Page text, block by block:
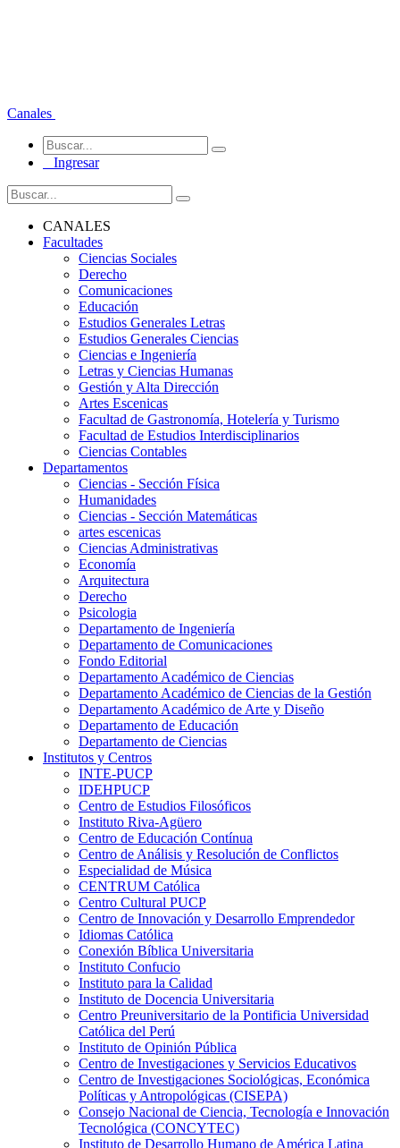
Canales
Ingresar
CANALES
Facultades
Ciencias Sociales
Derecho
Comunicaciones
Educación
Estudios Generales Letras
Estudios Generales Ciencias
Ciencias e Ingeniería
Letras y Ciencias Humanas
Gestión y Alta Dirección
Artes Escenicas
Facultad de Gastronomía, Hotelería y Turismo
Facultad de Estudios Interdisciplinarios
Ciencias Contables
Departamentos
Ciencias - Sección Física
Humanidades
Ciencias - Sección Matemáticas
artes escenicas
Ciencias Administrativas
Economía
Arquitectura
Derecho
Psicologia
Departamento de Ingeniería
Departamento de Comunicaciones
Fondo Editorial
Departamento Académico de Ciencias
Departamento Académico de Ciencias de la Gestión
Departamento Académico de Arte y Diseño
Departamento de Educación
Departamento de Ciencias
Institutos y Centros
INTE-PUCP
IDEHPUCP
Centro de Estudios Filosóficos
Instituto Riva-Agüero
Centro de Educación Contínua
Centro de Análisis y Resolución de Conflictos
Especialidad de Música
CENTRUM Católica
Centro Cultural PUCP
Centro de Innovación y Desarrollo Emprendedor
Idiomas Católica
Conexión Bíblica Universitaria
Instituto Confucio
Instituto para la Calidad
Instituto de Docencia Universitaria
Centro Preuniversitario de la Pontificia Universidad
Católica del Perú
Instituto de Opinión Pública
Centro de Investigaciones y Servicios Educativos
Centro de Investigaciones Sociológicas, Económica
Políticas y Antropológicas (CISEPA)
Consejo Nacional de Ciencia, Tecnología e Innovación
Tecnológica (CONCYTEC)
Instituto de Desarrollo Humano de América Latina